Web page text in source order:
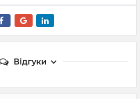
Відгуки